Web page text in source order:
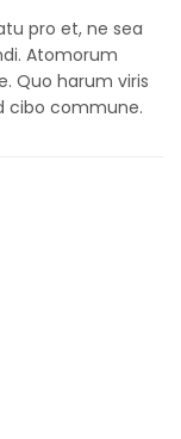
pro et, ne sea
Atomorum
Quo harum viris
cibo commune.